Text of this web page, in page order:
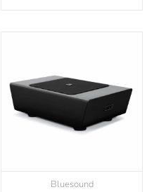
Bluesound